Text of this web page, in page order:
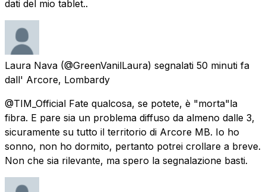
dati del mio tablet..
Laura Nava (@GreenVanilLaura) segnalati 50 minuti fa
dall' Arcore, Lombardy
@TIM_Official Fate qualcosa, se potete, è "morta"la
fibra. E pare sia un problema diffuso da almeno dalle 3,
sicuramente su tutto il territorio di Arcore MB. Io ho
sonno, non ho dormito, pertanto potrei crollare a breve.
Non che sia rilevante, ma spero la segnalazione basti.